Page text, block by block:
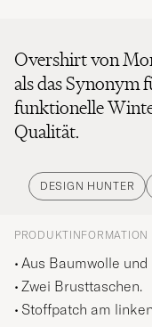
Overshirt von
als das Synonym
funktionelle
Qualität.
DESIGN HUNTER
PRODUKTINFORMATION
Aus Baumwolle
Zwei Brusttaschen.
Stoffpatch am